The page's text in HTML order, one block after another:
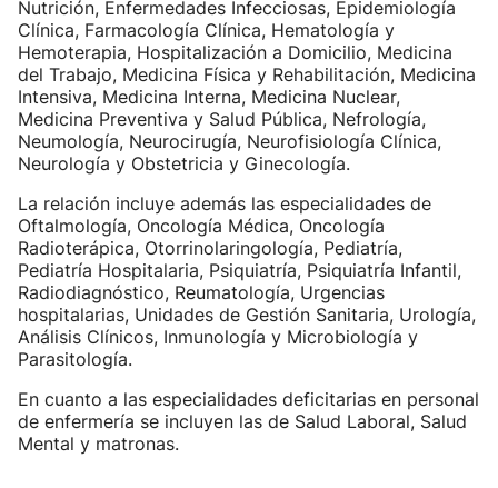
Nutrición, Enfermedades Infecciosas, Epidemiología
Clínica, Farmacología Clínica, Hematología y
Hemoterapia, Hospitalización a Domicilio, Medicina
del Trabajo, Medicina Física y Rehabilitación, Medicina
Intensiva, Medicina Interna, Medicina Nuclear,
Medicina Preventiva y Salud Pública, Nefrología,
Neumología, Neurocirugía, Neurofisiología Clínica,
Neurología y Obstetricia y Ginecología.
La relación incluye además las especialidades de
Oftalmología, Oncología Médica, Oncología
Radioterápica, Otorrinolaringología, Pediatría,
Pediatría Hospitalaria, Psiquiatría, Psiquiatría Infantil,
Radiodiagnóstico, Reumatología, Urgencias
hospitalarias, Unidades de Gestión Sanitaria, Urología,
Análisis Clínicos, Inmunología y Microbiología y
Parasitología.
En cuanto a las especialidades deficitarias en personal
de enfermería se incluyen las de Salud Laboral, Salud
Mental y matronas.